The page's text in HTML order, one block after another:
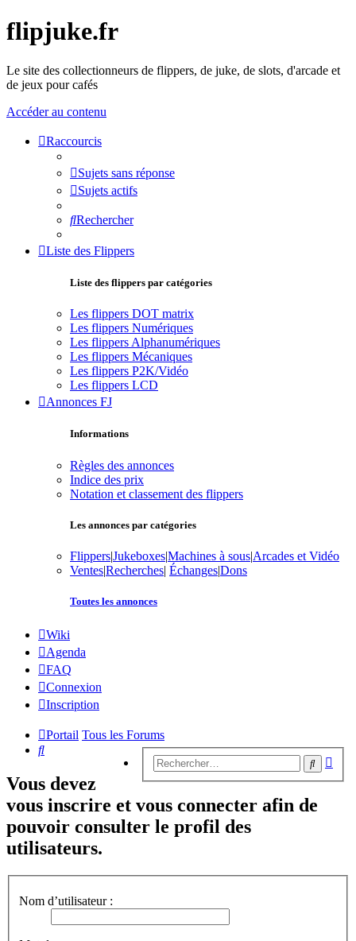
flipjuke.fr
Le site des collectionneurs de flippers, de juke, de slots, d'arcade et
de jeux pour cafés
Accéder au contenu
Raccourcis
Sujets sans réponse
Sujets actifs
Rechercher
Liste des Flippers
Liste des flippers par catégories
Les flippers DOT matrix
Les flippers Numériques
Les flippers Alphanumériques
Les flippers Mécaniques
Les flippers P2K/Vidéo
Les flippers LCD
Annonces FJ
Informations
Règles des annonces
Indice des prix
Notation et classement des flippers
Les annonces par catégories
Flippers|Jukeboxes|Machines à sous|Arcades et Vidéo
Ventes|Recherches| Échanges|Dons
Toutes les annonces
Wiki
Agenda
FAQ
Connexion
Inscription
Portail Tous les Forums
Rechercher
Vous devez
vous inscrire et vous connecter afin de
pouvoir consulter le profil des
utilisateurs.
Nom d’utilisateur :